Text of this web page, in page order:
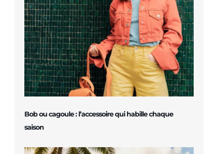
Bob ou cagoule : l’accessoire qui habille chaque
saison